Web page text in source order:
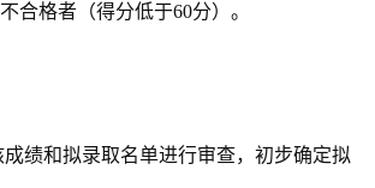
合格者（得分低于60分）。
绩和拟录取名单进行审查，初步确定拟